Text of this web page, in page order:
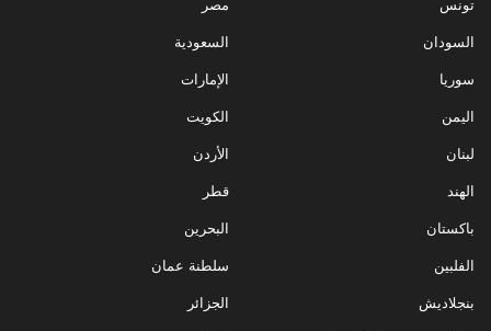
مصر
السعودية
الإمارات
الكويت
الأردن
قطر
البحرين
سلطنة عمان
الجزائر
تونس
السودان
سوريا
اليمن
لبنان
الهند
باكستان
الفلبين
بنجلاديش